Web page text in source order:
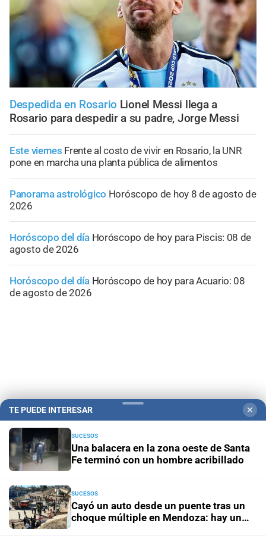
Despedida en Rosario Lionel Messi llega a
Rosario para despedir a su padre, Jorge Messi
Este viernes Frente al costo de vivir en Rosario, la UNR
pone en marcha una planta pública de alimentos
Panorama astrológico Horóscopo de hoy 8 de agosto de
2026
Horóscopo del día Horóscopo de hoy para Piscis: 08 de
agosto de 2026
Horóscopo del día Horóscopo de hoy para Acuario: 08
de agosto de 2026
Campolitoral Revista Nosotros Clasificados CYD Litoral
Podcasts Mirador Provincial
Notife Educacion SF
TE PUEDE INTERESAR ✕
SUCESOS
Una balacera en la zona oeste de Santa
Fe terminó con un hombre acribillado
SUCESOS
Cayó un auto desde un puente tras un
choque múltiple en Mendoza: hay un